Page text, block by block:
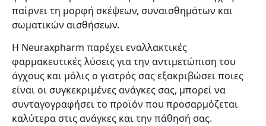
παίρνει τη μορφή σκέψεων, συναισθημάτων και
σωματικών αισθήσεων.
Η Neuraxpharm παρέχει εναλλακτικές
φαρμακευτικές λύσεις για την αντιμετώπιση του
άγχους και μόλις ο γιατρός σας εξακριβώσει ποιες
είναι οι συγκεκριμένες ανάγκες σας, μπορεί να
συνταγογραφήσει το προϊόν που προσαρμόζεται
καλύτερα στις ανάγκες και την πάθησή σας.